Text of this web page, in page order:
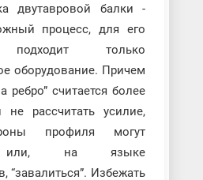
двутавровой балки -
процесс, для его
подходит только
оборудование. Причем
ребро” считается более
рассчитать усилие,
профиля могут
или, на языке
“завалиться”. Избежать